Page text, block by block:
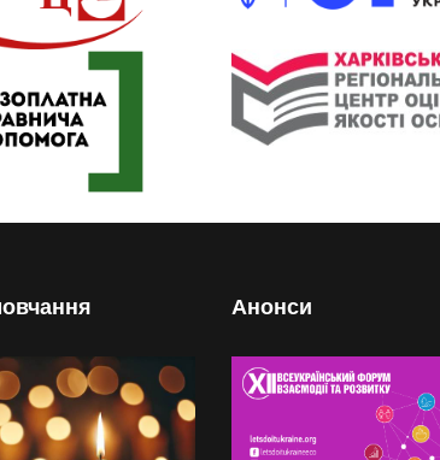
Анонси